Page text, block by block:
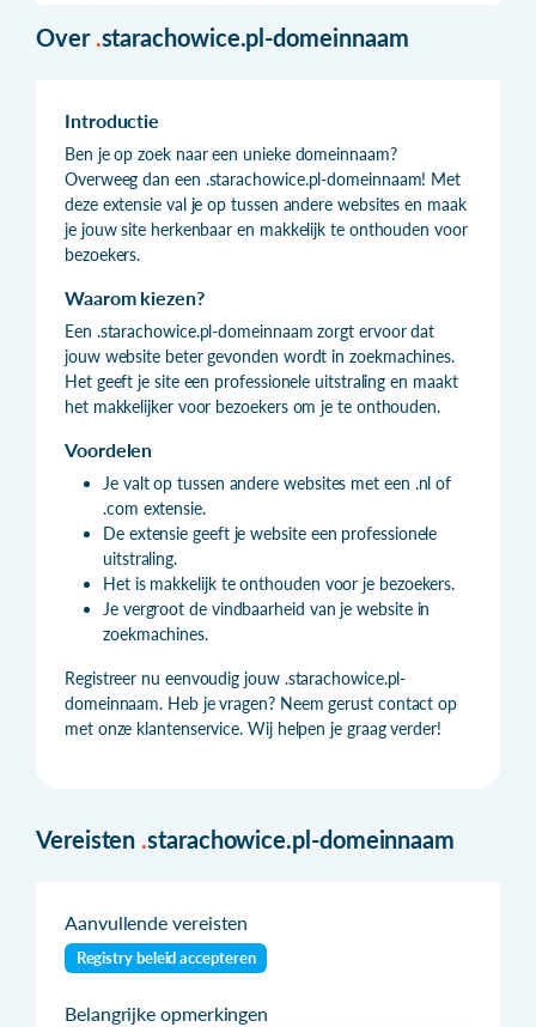
Over .starachowice.pl-domeinnaam
Introductie
Ben je op zoek naar een unieke domeinnaam?
Overweeg dan een .starachowice.pl-domeinnaam! Met
deze extensie val je op tussen andere websites en maak
je jouw site herkenbaar en makkelijk te onthouden voor
bezoekers.
Waarom kiezen?
Een .starachowice.pl-domeinnaam zorgt ervoor dat
jouw website beter gevonden wordt in zoekmachines.
Het geeft je site een professionele uitstraling en maakt
het makkelijker voor bezoekers om je te onthouden.
Voordelen
Je valt op tussen andere websites met een .nl of
.com extensie.
De extensie geeft je website een professionele
uitstraling.
Het is makkelijk te onthouden voor je bezoekers.
Je vergroot de vindbaarheid van je website in
zoekmachines.
Registreer nu eenvoudig jouw .starachowice.pl-
domeinnaam. Heb je vragen? Neem gerust contact op
met onze klantenservice. Wij helpen je graag verder!
Vereisten .starachowice.pl-domeinnaam
Aanvullende vereisten
Registry beleid accepteren
Belangrijke opmerkingen